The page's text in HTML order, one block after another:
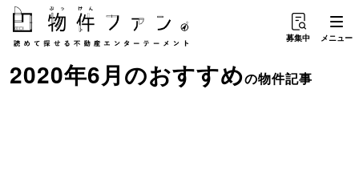
募集中 メニュー
2020年6月のおすすめの物件記事